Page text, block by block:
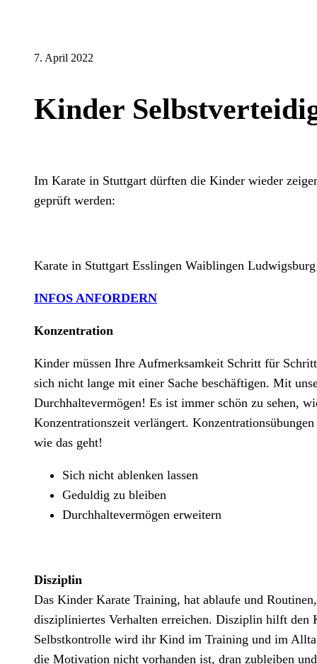
7. April 2022
Kinder
Im Karate in Stuttgart dürften die Kinder wieder
geprüft werden:
Karate in Stuttgart Esslingen Waiblingen
INFOS ANFORDERN
Konzentration
Kinder müssen Ihre Aufmerksamkeit Schritt für
sich nicht lange mit einer Sache beschäftigen. Mit
Durchhaltevermögen! Es ist immer schön zu sehen,
Konzentrationszeit verlängert.
wie das geht!
Sich nicht ablenken lassen
Geduldig zu bleiben
Durchhaltevermögen erweitern
Disziplin
Das Kinder Karate Training, hat ablaufe und
diszipliniertes Verhalten erreichen. Disziplin hilft den
Selbstkontrolle wird ihr Kind im Training und im
die Motivation nicht vorhanden ist, dran zubleiben